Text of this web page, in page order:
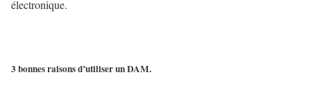
électronique.
3 bonnes raisons d’utiliser un DAM.